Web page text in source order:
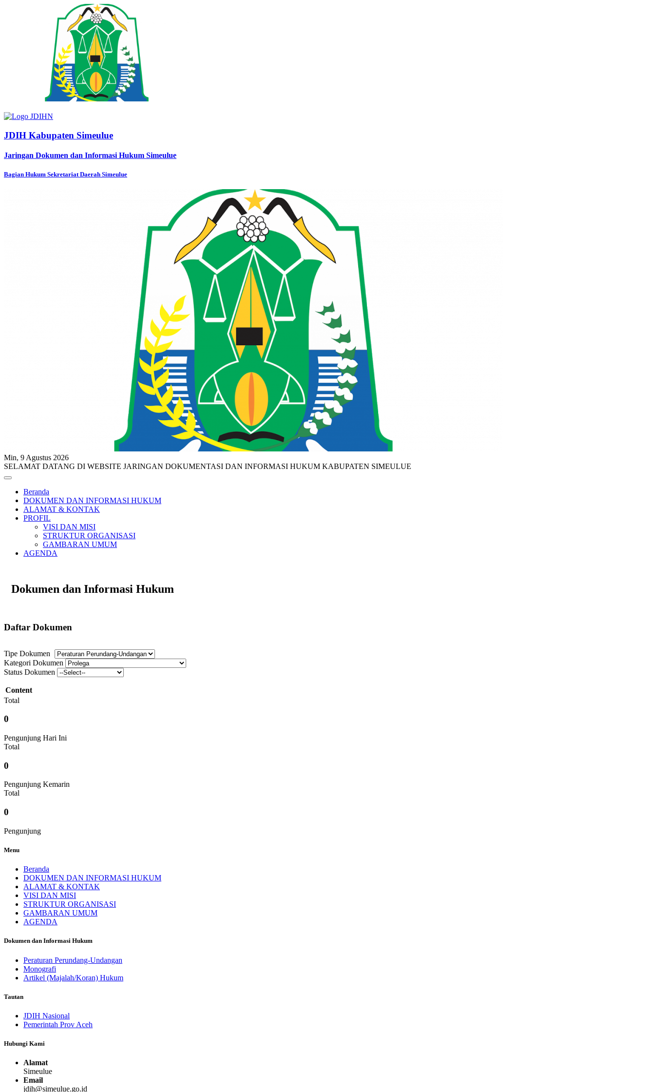
JDIH Kabupaten Simeulue
Jaringan Dokumen dan Informasi Hukum Simeulue
Bagian Hukum Sekretariat Daerah Simeulue
Min, 9 Agustus 2026
SELAMAT DATANG DI WEBSITE JARINGAN DOKUMENTASI DAN INFORMASI HUKUM KABUPATEN SIMEULUE
Beranda
DOKUMEN DAN INFORMASI HUKUM
ALAMAT & KONTAK
PROFIL
VISI DAN MISI
STRUKTUR ORGANISASI
GAMBARAN UMUM
AGENDA
Dokumen dan Informasi Hukum
Daftar Dokumen
Tipe Dokumen
Kategori Dokumen
Status Dokumen
Content
Total
0
Pengunjung Hari Ini
Total
0
Pengunjung Kemarin
Total
0
Pengunjung
Menu
Beranda
DOKUMEN DAN INFORMASI HUKUM
ALAMAT & KONTAK
VISI DAN MISI
STRUKTUR ORGANISASI
GAMBARAN UMUM
AGENDA
Dokumen dan Informasi Hukum
Peraturan Perundang-Undangan
Monografi
Artikel (Majalah/Koran) Hukum
Tautan
JDIH Nasional
Pemerintah Prov Aceh
Hubungi Kami
Alamat
Simeulue
Email
jdih@simeulue.go.id